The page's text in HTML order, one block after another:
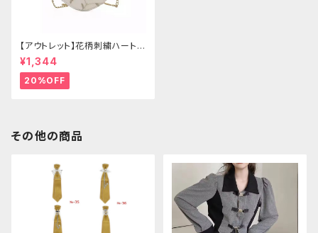
【アウトレット】花柄刺繍ハートバ
ッグ
¥1,344
20%OFF
その他の商品